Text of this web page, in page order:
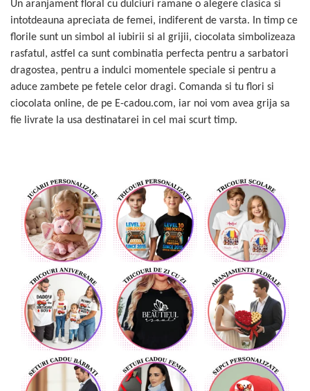
Un aranjament floral cu dulciuri ramane o alegere clasica si
intotdeauna apreciata de femei, indiferent de varsta. In timp ce
florile sunt un simbol al iubirii si al grijii, ciocolata simbolizeaza
rasfatul, astfel ca sunt combinatia perfecta pentru a sarbatori
dragostea, pentru a indulci momentele speciale si pentru a
aduce zambete pe fetele celor dragi. Comanda si tu flori si
ciocolata online, de pe E-cadou.com, iar noi vom avea grija sa
fie livrate la usa destinatarei in cel mai scurt timp.